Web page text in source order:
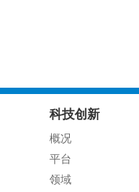
科技创新
概况
平台
领域